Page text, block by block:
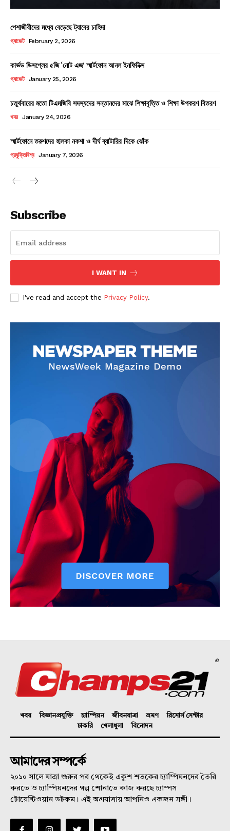
Company
About
Subscription Plans
My account
পেশাজীবীদের মধ্যে বেড়েছে ট্যাবের চাহিদা
গ্যাজেট February 2, 2026
কার্ভড ডিসপ্লের ৫জি ‘নোট এজ’ স্মার্টফোন আনল ইনফিনিক্স
গ্যাজেট January 25, 2026
চতুর্থবারের মতো টিএমজিবি সদস্যদের সন্তানদের মাঝে শিক্ষাবৃত্তি ও শিক্ষা উপকরণ বিতরণ
খবর January 24, 2026
স্মার্টফোনে তরুণদের হালকা নকশা ও দীর্ঘ ব্যাটারির দিকে ঝোঁক
প্রযুক্তিবিশ্ব January 7, 2026
Subscribe
I WANT IN
I've read and accept the Privacy Policy.
©
খবর বিজ্ঞানপ্রযুক্তি চ্যাম্পিয়ন জীবনযাত্রা ভ্রমণ
রিসোর্স সেন্টার
চাকরি
খেলাধুলা বিনোদন
আমাদের সম্পর্কে
২০১০ সালে যাত্রা শুরুর পর থেকেই একুশ শতকের চ্যাম্পিয়নদের তৈরি
করতে ও চ্যাম্পিয়নদের গল্প শোনাতে কাজ করছে চ্যাম্পস
টোয়েন্টিওয়ান ডটকম। এই অগ্রযাত্রায় আপনিও একজন সঙ্গী।